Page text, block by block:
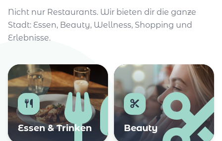
Nicht nur Restaurants. Wir bieten dir die ganze
Stadt: Essen, Beauty, Wellness, Shopping und
Erlebnisse.
Essen & Trinken Beauty